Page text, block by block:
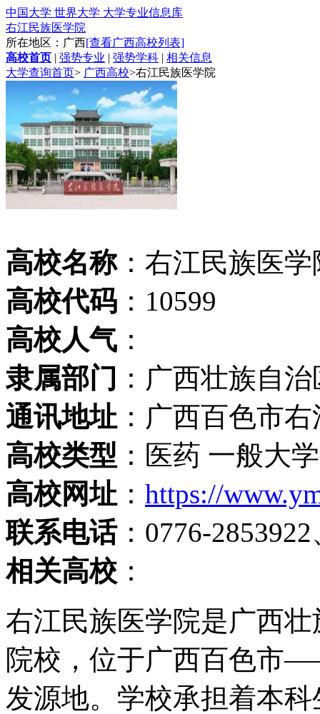
中国大学 世界大学 大学专业信息库
右江民族医学院
所在地区：广西[查看广西高校列表]
高校首页 | 强势专业 | 强势学科 | 相关信息
大学查询首页> 广西高校>右江民族医学院
高校名称：右江民族医
高校代码 ：10599
高校人气 ：
隶属部门 ：广西壮族自治
通讯地址 ：广西百色市
高校类型 ：医药 一般大
高校网址 ： https://
联系电话：0776-
相关高校 ：
右江民族医学院是广西
院校，位于广西百色市
发源地。学校承担着本